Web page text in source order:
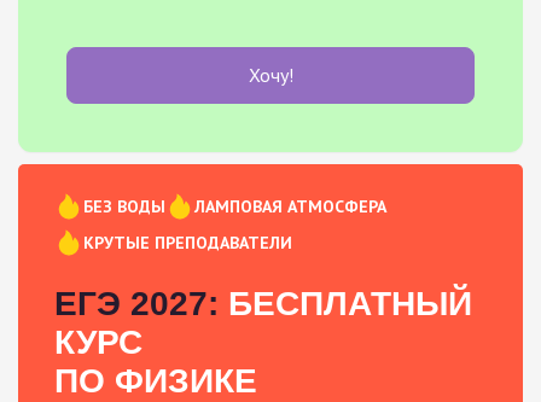
Хочу!
БЕЗ ВОДЫ
ЛАМПОВАЯ АТМОСФЕРА
КРУТЫЕ ПРЕПОДАВАТЕЛИ
ЕГЭ 2027: БЕСПЛАТНЫЙ
КУРС
ПО ФИЗИКЕ